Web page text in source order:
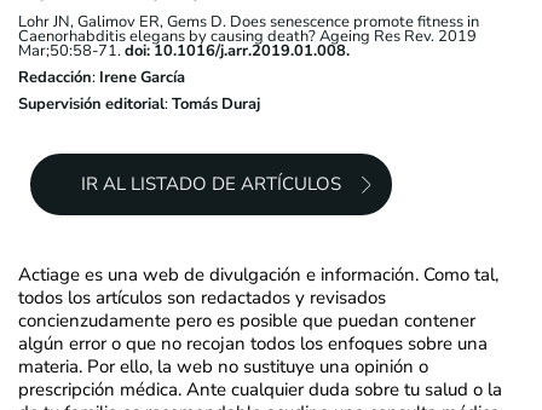
Lohr JN, Galimov ER, Gems D. Does senescence promote fitness in
Caenorhabditis elegans by causing death? Ageing Res Rev. 2019
Mar;50:58-71.doi: 10.1016/j.arr.2019.01.008.
Redacción: Irene García
Supervisión editorial:Tomás Duraj
IR AL LISTADO DE ARTÍCULOS
Actiage es una web de divulgación e información. Como tal,
todos los artículos son redactados y revisados
concienzudamente pero es posible que puedan contener
algún error o que no recojan todos los enfoques sobre una
materia. Por ello, la web no sustituye una opinión o
prescripción médica. Ante cualquier duda sobre tu salud o la